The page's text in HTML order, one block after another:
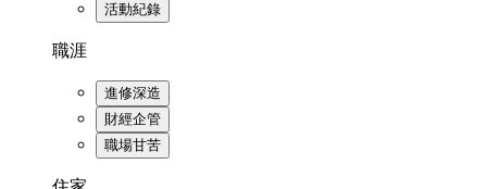
活動紀錄
職涯
進修深造
財經企管
職場甘苦